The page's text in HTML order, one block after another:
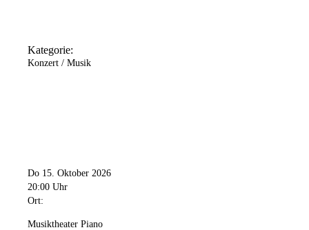
Kategorie:
Konzert / Musik
Do 15. Oktober 2026
20:00 Uhr
Ort:
Musiktheater Piano